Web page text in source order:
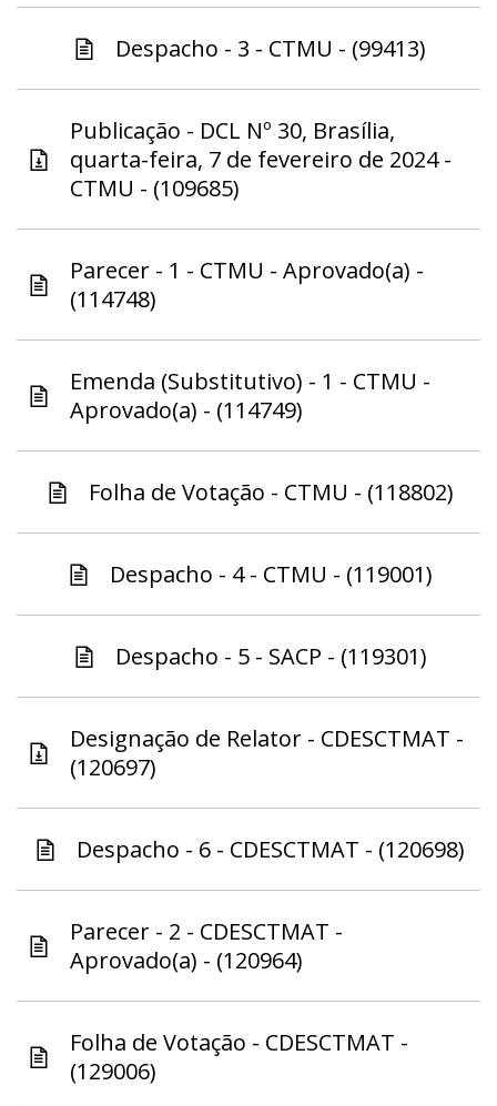
Despacho - 3 - CTMU - (99413)
Publicação - DCL Nº 30, Brasília,
quarta-feira, 7 de fevereiro de 2024 -
CTMU - (109685)
Parecer - 1 - CTMU - Aprovado(a) -
(114748)
Emenda (Substitutivo) - 1 - CTMU -
Aprovado(a) - (114749)
Folha de Votação - CTMU - (118802)
Despacho - 4 - CTMU - (119001)
Despacho - 5 - SACP - (119301)
Designação de Relator - CDESCTMAT -
(120697)
Despacho - 6 - CDESCTMAT - (120698)
Parecer - 2 - CDESCTMAT -
Aprovado(a) - (120964)
Folha de Votação - CDESCTMAT -
(129006)